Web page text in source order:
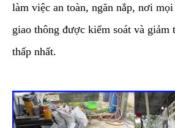
làm việc an toàn, ngăn nắp, nơi
giao thông được kiểm soát và giảm
thấp nhất.